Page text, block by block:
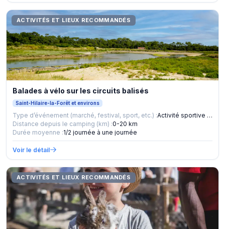
ACTIVITÉS ET LIEUX RECOMMANDÉS
Balades à vélo sur les circuits balisés
Saint-Hilaire-la-Forêt et environs
Type d’événement (marché, festival, sport, etc.) :
Activité sportive et nature
Distance depuis le camping (km) :0-20 km
Durée moyenne :1/2 journée à une journée
Voir le détail
ACTIVITÉS ET LIEUX RECOMMANDÉS